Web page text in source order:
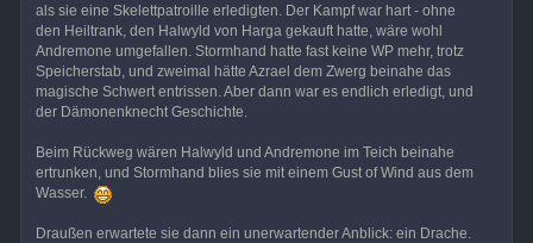
als sie eine Skelettpatroille erledigten. Der Kampf war hart - ohne
den Heiltrank, den Halwyld von Harga gekauft hatte, wäre wohl
Andremone umgefallen. Stormhand hatte fast keine WP mehr, trotz
Speicherstab, und zweimal hätte Azrael dem Zwerg beinahe das
magische Schwert entrissen. Aber dann war es endlich erledigt, und
der Dämonenknecht Geschichte.
Beim Rückweg wären Halwyld und Andremone im Teich beinahe
ertrunken, und Stormhand blies sie mit einem Gust of Wind aus dem
Wasser.
Draußen erwartete sie dann ein unerwartender Anblick: ein Drache.